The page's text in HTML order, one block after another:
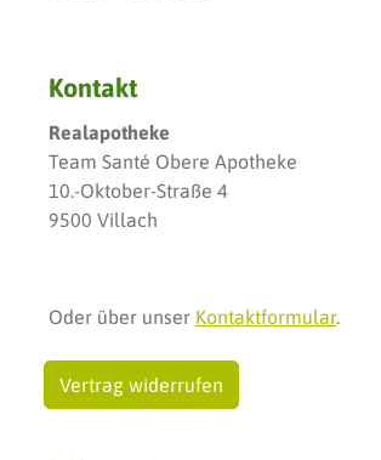
Kontakt
Realapotheke
Team Santé Obere Apotheke
10.-Oktober-Straße 4
9500 Villach
Oder über unser Kontaktformular.
Vertrag widerrufen